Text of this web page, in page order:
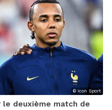
© Icon Sport
le deuxième match de